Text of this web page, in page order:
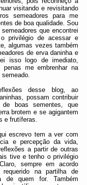
partilhar reflexões que
da vida, como se fossem
Longe de pretenderem
pois reconheço a
visitando e revisitando
semeadores para me
de boa qualidade. Sou
que encontrei
privilégio de acessar e
algumas vezes também
de erva daninha e
isso logo de imediato,
penas me embrenhar na
semeado.
desse blog, ao
possam contribuir
boas sementes, que
brotem e se agigantem
e frutíferas.
escrevo tem a ver com
e percepção da vida,
a partir de outras
tive e tenho o privilégio